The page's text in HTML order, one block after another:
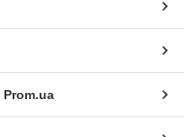
Prom.ua